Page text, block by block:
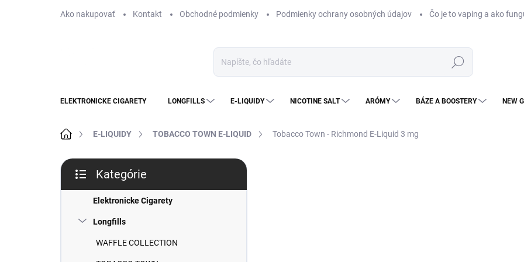
Ako nakupovať Kontakt Obchodné podmienky Podmienky ochrany osobných údajov Čo je to vaping a ako
Hľadať
ELEKTRONICKE CIGARETY LONGFILLS E-LIQUIDY NICOTINE SALT ARÓMY BÁZE A BOOSTERY NEW
DomovE-LIQUIDY TOBACCO TOWN E-LIQUID Tobacco Town - Richmond E-Liquid 3 mg
B
č
kategórie
Kategórie
Elektronicke Cigarety
Longfills
WAFFLE COLLECTION